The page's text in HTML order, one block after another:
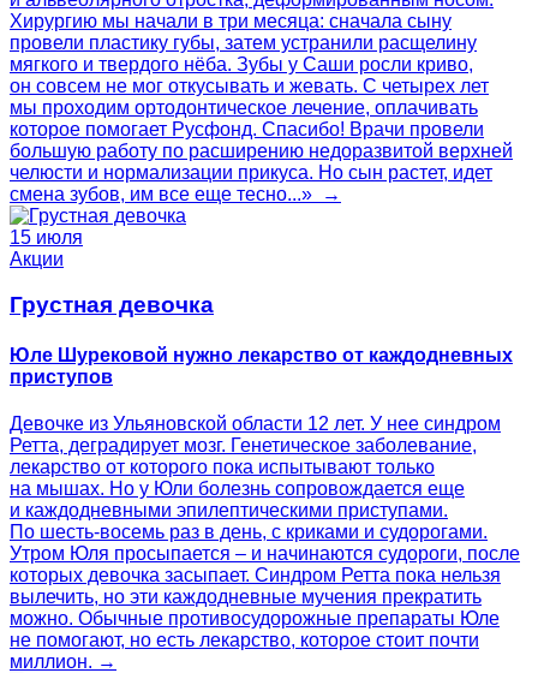
Хирургию мы начали в три месяца: сначала сыну
провели пластику губы, затем устранили расщелину
мягкого и твердого нёба. Зубы у Саши росли криво,
он совсем не мог откусывать и жевать. С четырех лет
мы проходим ортодонтическое лечение, оплачивать
которое помогает Русфонд. Спасибо! Врачи провели
большую работу по расширению недоразвитой верхней
челюсти и нормализации прикуса. Но сын растет, идет
смена зубов, им все еще тесно...» →
15 июля
Акции
Грустная девочка
Юле Шурековой нужно лекарство от каждодневных
приступов
Девочке из Ульяновской области 12 лет. У нее синдром
Ретта, деградирует мозг. Генетическое заболевание,
лекарство от которого пока испытывают только
на мышах. Но у Юли болезнь сопровождается еще
и каждодневными эпилептическими приступами.
По шесть-восемь раз в день, с криками и судорогами.
Утром Юля просыпается – и начинаются судороги, после
которых девочка засыпает. Синдром Ретта пока нельзя
вылечить, но эти каждодневные мучения прекратить
можно. Обычные противосудорожные препараты Юле
не помогают, но есть лекарство, которое стоит почти
миллион. →